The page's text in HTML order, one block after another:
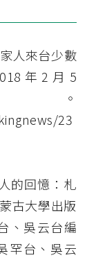
人來台少數
年 2 月 5
23
的回憶：札
古大學出版
、吳云台編
罕台、吳云